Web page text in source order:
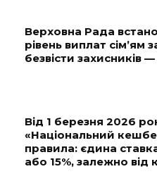
Верховна Рада
рівень виплат сім’ям
безвісти захисників
Від 1 березня 2026
«Національний
правила: єдина
або 15%, залежно від